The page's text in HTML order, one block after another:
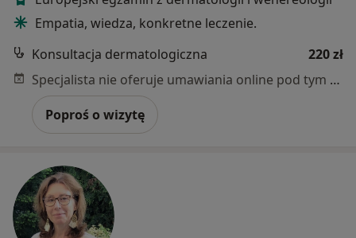
Empatia, wiedza, konkretne leczenie.
Konsultacja dermatologiczna
220 zł
Specjalista nie oferuje umawiania online pod tym adresem.
Poproś o wizytę